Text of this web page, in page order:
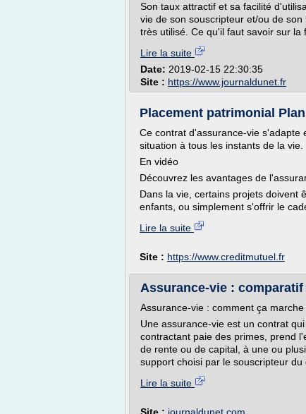
Son taux attractif et sa facilité
vie de son souscripteur et/ou de
très utilisé. Ce qu'il faut savoir sur la
Lire la suite
Date: 2019-02-15 22:30:35
Site : https://www.journaldunet.fr
Placement patrimonial
Ce contrat d'assurance-vie s'adapte
situation à tous les instants de la vie.
En vidéo
Découvrez les avantages de
Dans la vie, certains projets doivent
enfants, ou simplement s'offrir le
Lire la suite
Site : https://www.creditmutuel.fr
Assurance-vie :
Assurance-vie : comment ça marche
Une assurance-vie est un contrat
contractant paie des primes, prend
de rente ou de capital, à une ou
support choisi par le souscripteur du
Lire la suite